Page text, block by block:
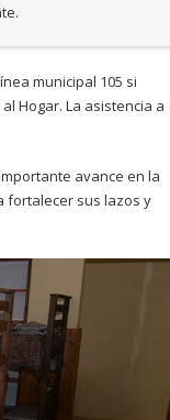
municipal 105 si
Hogar. La asistencia a
avance en la
fortalecer sus lazos y